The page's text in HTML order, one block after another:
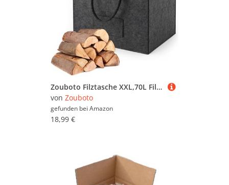
Zouboto Filztasche XXL,70L Filz Shopper Groß mit Henkel, Tasche aus Filz Faltbare, Filzkorb Kaminholz für Kleider Spielzeug Gemüse und Obst
von Zouboto
gefunden bei Amazon
18,99 €